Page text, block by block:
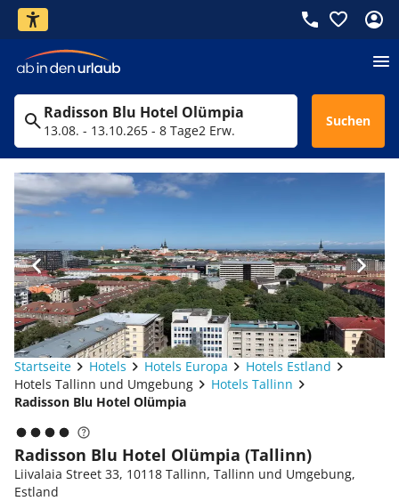
Radisson Blu Hotel Olümpia
13.08. - 13.10.265 - 8 Tage2 Erw.
Suchen
Startseite Hotels Hotels Europa
Hotels Estland
Hotels Tallinn und Umgebung
Hotels Tallinn
Radisson Blu Hotel Olümpia
Radisson Blu Hotel Olümpia (Tallinn)
Liivalaia Street 33, 10118 Tallinn, Tallinn und Umgebung,
Estland